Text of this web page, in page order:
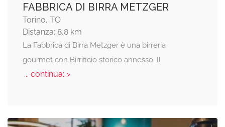
FABBRICA DI BIRRA METZGER
Torino, TO
Distanza: 8,8 km
La Fabbrica di Birra Metzger è una birreria
gourmet con Birrificio storico annesso. Il
... continua: >